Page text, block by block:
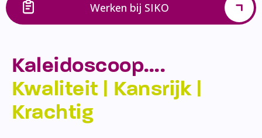
Werken bij SIKO
Kaleidoscoop….
Kwaliteit | Kansrijk |
Krachtig